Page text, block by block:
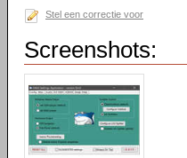
Stel een correctie voor
Screenshots: